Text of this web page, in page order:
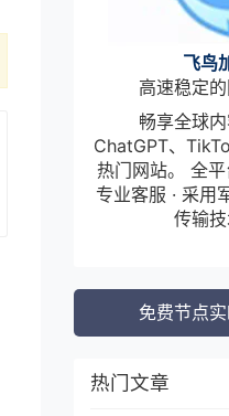
飞鸟
高速稳定
畅享全球
ChatGPT、
热门网站。 全
专业客服 · 采用
传输技
免费节点
热门文章